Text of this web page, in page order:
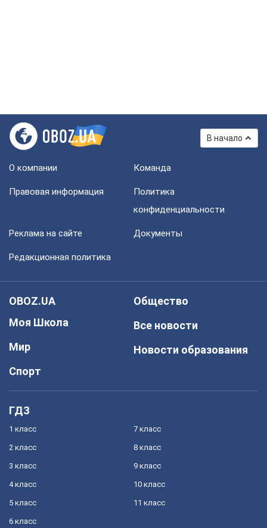
В начало
О компании Команда
Правовая информация
Политика
конфиденциальности
Реклама на сайте Документы
Редакционная политика
OBOZ.UA
Моя Школа
Мир
Спорт
Общество
Все новости
Новости образования
ГДЗ
1 класс
2 класс
3 класс
4 класс
5 класс
6 класс
7 класс
8 класс
9 класс
10 класс
11 класс